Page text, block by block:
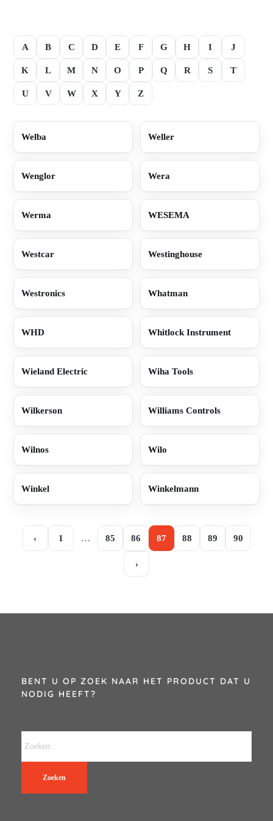
A B C D E F G H I J
K L M N O P Q R S T
U V W X Y Z
Welba Weller
Wenglor Wera
Werma WESEMA
Westcar Westinghouse
Westronics Whatman
WHD Whitlock Instrument
Wieland Electric Wiha Tools
Wilkerson Williams Controls
Wilnos Wilo
Winkel Winkelmann
‹ 1 … 85 86 87 88 89 90
›
BENT U OP ZOEK NAAR HET PRODUCT DAT U
NODIG HEEFT?
Zoeken